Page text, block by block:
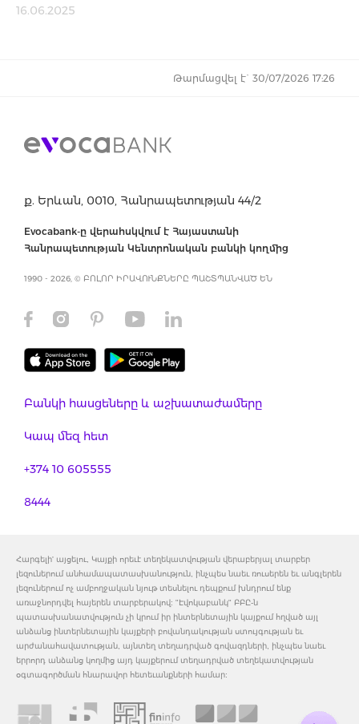
16.06.2025
Թարմացվել է` 30/07/2026 17:26
ք. Երևան, 0010, Հանրապետության 44/2
Evocabank-ը վերահսկվում է Հայաստանի
Հանրապետության Կենտրոնական բանկի կողմից
1990 - 2026, © ԲՈԼՈՐ ԻՐԱՎՈՒՆՔՆԵՐԸ ՊԱՇՏՊԱՆՎԱԾ ԵՆ
Բանկի հասցեները և աշխատաժամերը
Կապ մեզ հետ
+374 10 605555
8444
Հարգելի' այցելու, Կայքի որեւէ տեղեկատվության վերաբերյալ տարբեր
լեզուներում անհամապատասխանություն, ինչպես նաեւ ռուսերեն եւ անգլերեն
լեզուներում ոչ ամբողջական նյութ տեսնելու դեպքում խնդրում ենք
առաջնորդվել հայերեն տարբերակով: "Էվոկաբանկ" ԲԲԸ-ն
պատասխանատվություն չի կրում իր ինտերնետային կայքում հղված այլ
անձանց ինտերնետային կայքերի բովանդակության ստույգության եւ
արժանահավատության, այնտեղ տեղադրված գովազդների, ինչպես նաեւ
երրորդ անձանց կողմից այդ կայքերում տեղադրված տեղեկատվության
օգտագործման հնարավոր հետեւանքների համար: